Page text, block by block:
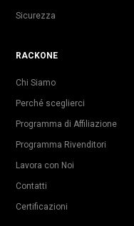
Sicurezza
RACKONE
Chi Siamo
Perché sceglierci
Programma di Affiliazione
Programma Rivenditori
Lavora con Noi
Contatti
Certificazioni